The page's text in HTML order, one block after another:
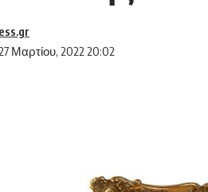
Μαρτίου, 2022 20:02